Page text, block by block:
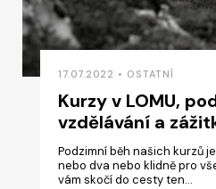
17.07.2022 • OSTATNÍ
Kurzy v LOMU,
vzdělávání a
Podzimní běh našich kurzů
nebo dva nebo klidně pro
vám skočí do cesty ten…